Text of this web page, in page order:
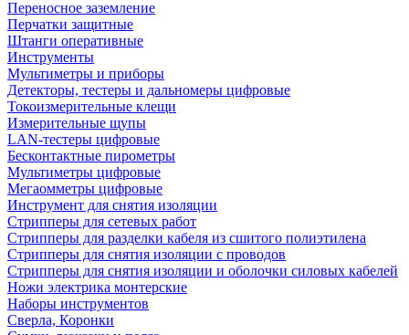
Переносное заземление
Перчатки защитные
Штанги оперативные
Инструменты
Мультиметры и приборы
Детекторы, тестеры и дальномеры цифровые
Токоизмерительные клещи
Измерительные щупы
LAN-тестеры цифровые
Бесконтактные пирометры
Мультиметры цифровые
Мегаомметры цифровые
Инструмент для снятия изоляции
Стрипперы для сетевых работ
Стрипперы для разделки кабеля из сшитого полиэтилена
Cтрипперы для снятия изоляции с проводов
Стрипперы для снятия изоляции и оболочки силовых кабелей
Ножи электрика монтерские
Наборы инструментов
Сверла, Коронки